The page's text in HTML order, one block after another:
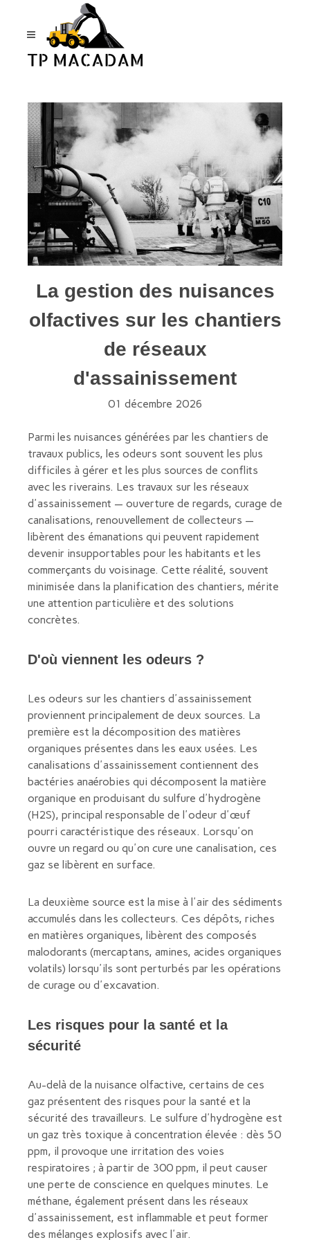
La gestion des nuisances
olfactives sur les chantiers
de réseaux
d'assainissement
01 décembre 2026
Parmi les nuisances générées par les chantiers de
travaux publics, les odeurs sont souvent les plus
difficiles à gérer et les plus sources de conflits
avec les riverains. Les travaux sur les réseaux
d'assainissement — ouverture de regards, curage de
canalisations, renouvellement de collecteurs —
libèrent des émanations qui peuvent rapidement
devenir insupportables pour les habitants et les
commerçants du voisinage. Cette réalité, souvent
minimisée dans la planification des chantiers, mérite
une attention particulière et des solutions
concrètes.
D'où viennent les odeurs ?
Les odeurs sur les chantiers d'assainissement
proviennent principalement de deux sources. La
première est la décomposition des matières
organiques présentes dans les eaux usées. Les
canalisations d'assainissement contiennent des
bactéries anaérobies qui décomposent la matière
organique en produisant du sulfure d'hydrogène
(H2S), principal responsable de l'odeur d'œuf
pourri caractéristique des réseaux. Lorsqu'on
ouvre un regard ou qu'on cure une canalisation, ces
gaz se libèrent en surface.
La deuxième source est la mise à l'air des sédiments
accumulés dans les collecteurs. Ces dépôts, riches
en matières organiques, libèrent des composés
malodorants (mercaptans, amines, acides organiques
volatils) lorsqu'ils sont perturbés par les opérations
de curage ou d'excavation.
Les risques pour la santé et la
sécurité
Au-delà de la nuisance olfactive, certains de ces
gaz présentent des risques pour la santé et la
sécurité des travailleurs. Le sulfure d'hydrogène est
un gaz très toxique à concentration élevée : dès 50
ppm, il provoque une irritation des voies
respiratoires ; à partir de 300 ppm, il peut causer
une perte de conscience en quelques minutes. Le
méthane, également présent dans les réseaux
d'assainissement, est inflammable et peut former
des mélanges explosifs avec l'air.
Panneau de gestion des cookies